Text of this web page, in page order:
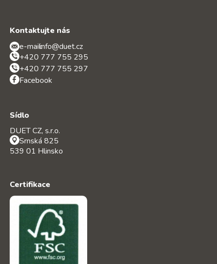
Kontaktujte nás
e-mail:info@duet.cz
+420 777 755 295
+420 777 755 297
Facebook
Sídlo
DUET CZ, s.r.o.
Srnská 825
539 01 Hlinsko
Certifikace